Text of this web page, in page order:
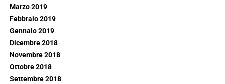
Marzo 2019
Febbraio 2019
Gennaio 2019
Dicembre 2018
Novembre 2018
Ottobre 2018
Settembre 2018